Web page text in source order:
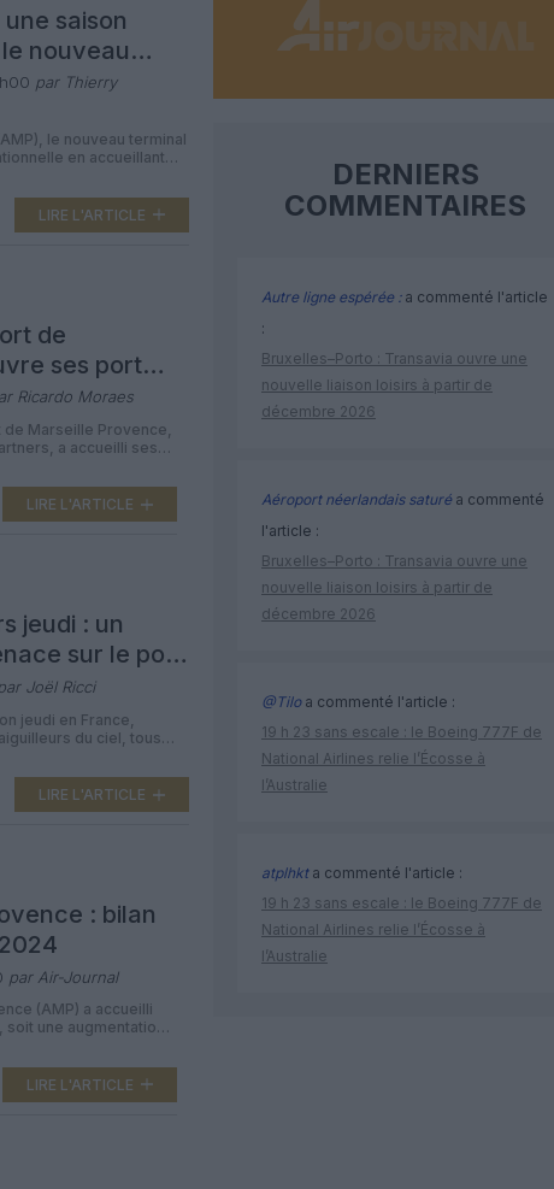
saison
nouveau
par Thierry
le nouveau terminal
en accueillant
août 2024 (+ 5,1% par
croissance notamment
LIRE L'ARTICLE
de
ses portes
Ricardo Moraes
Marseille Provence,
a accueilli ses
Rougerie +
directeur pour
originale de
LIRE L'ARTICLE
jeudi : un
sur le pont
Joël Ricci
jeudi en France,
du ciel, tous
et de 65 % des vols à
Une nouvelle
LIRE L'ARTICLE
: bilan
par Air-Journal
(AMP) a accueilli
une augmentation
de voyageurs pour, a
(mouvements
d’avions
LIRE L'ARTICLE
DERNIERS
COMMENTAIRES
Autre ligne espérée :a commenté l'article
:
Bruxelles–Porto : Transavia ouvre une
nouvelle liaison loisirs à partir de
décembre 2026
Aéroport néerlandais saturéa commenté
l'article :
Bruxelles–Porto : Transavia ouvre une
nouvelle liaison loisirs à partir de
décembre 2026
@Tiloa commenté l'article :
19 h 23 sans escale : le Boeing 777F de
National Airlines relie l’Écosse à
l’Australie
atplhkta commenté l'article :
19 h 23 sans escale : le Boeing 777F de
National Airlines relie l’Écosse à
l’Australie